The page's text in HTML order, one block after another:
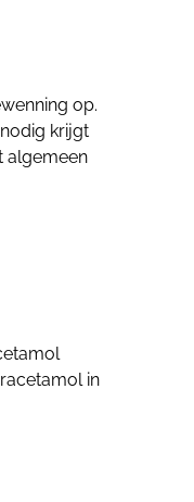
op.
krijgt
algemeen
in